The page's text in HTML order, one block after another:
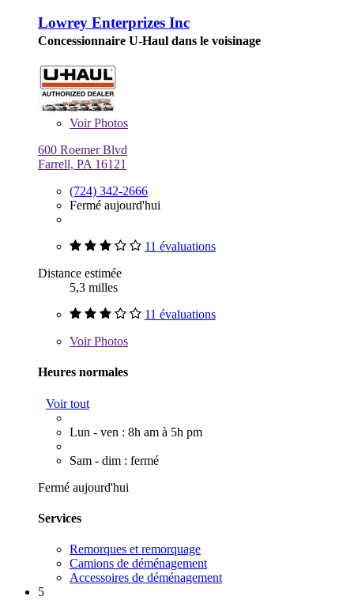
Lowrey Enterprizes Inc
Concessionnaire U-Haul dans le voisinage
VoirPhotos
600 Roemer Blvd
Farrell, PA 16121
(724) 342-2666
Fermé aujourd'hui
11 évaluations
Distance estimée
5,3 milles
11 évaluations
VoirPhotos
Heures normales
Voir tout
Lun - ven : 8h am à 5h pm
Sam - dim : fermé
Fermé aujourd'hui
Services
Remorques et remorquage
Camions de déménagement
Accessoires de déménagement
5